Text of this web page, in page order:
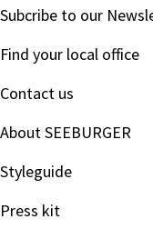
Subcribe to our
Find your local office
Contact us
About SEEBURGER
Styleguide
Press kit